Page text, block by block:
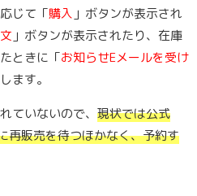
じて「購入 」ボタンが表示され
」ボタンが表示されたり、在庫
ときに「お知らせEメールを受け
ます。
ていないので、 現状では公式
販売を待つほかなく、予約す